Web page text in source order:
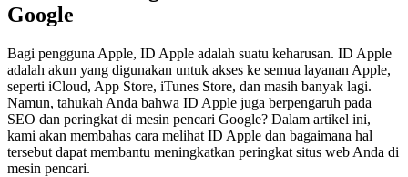
Google
Bagi pengguna Apple, ID Apple adalah suatu keharusan. ID Apple
adalah akun yang digunakan untuk akses ke semua layanan Apple,
seperti iCloud, App Store, iTunes Store, dan masih banyak lagi.
Namun, tahukah Anda bahwa ID Apple juga berpengaruh pada
SEO dan peringkat di mesin pencari Google? Dalam artikel ini,
kami akan membahas cara melihat ID Apple dan bagaimana hal
tersebut dapat membantu meningkatkan peringkat situs web Anda di
mesin pencari.